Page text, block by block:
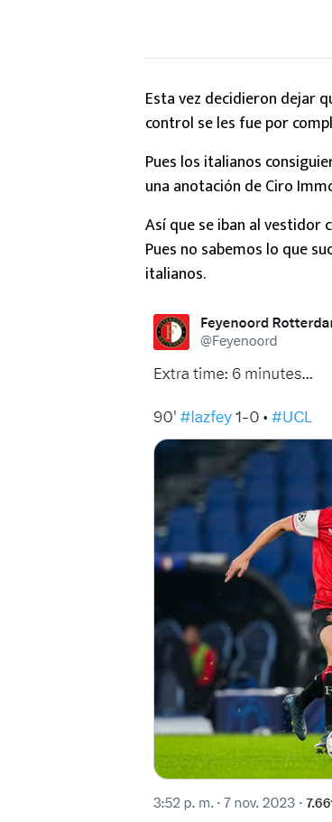
Esta vez decidieron dejar
control se les fue por
Pues los italianos
una anotación de Ciro
Así que se iban al vestidor
Pues no sabemos lo que
italianos.